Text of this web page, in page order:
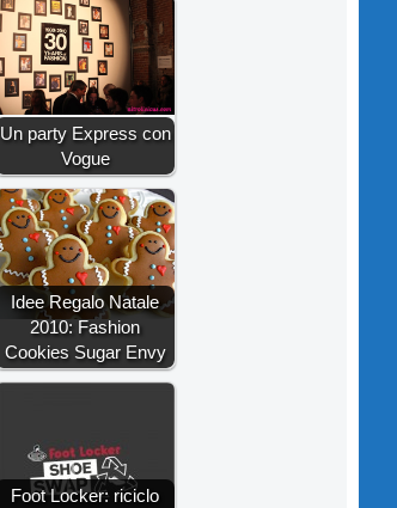
Un party Express con
Vogue
Idee Regalo Natale
2010: Fashion
Cookies Sugar Envy
Foot Locker: riciclo